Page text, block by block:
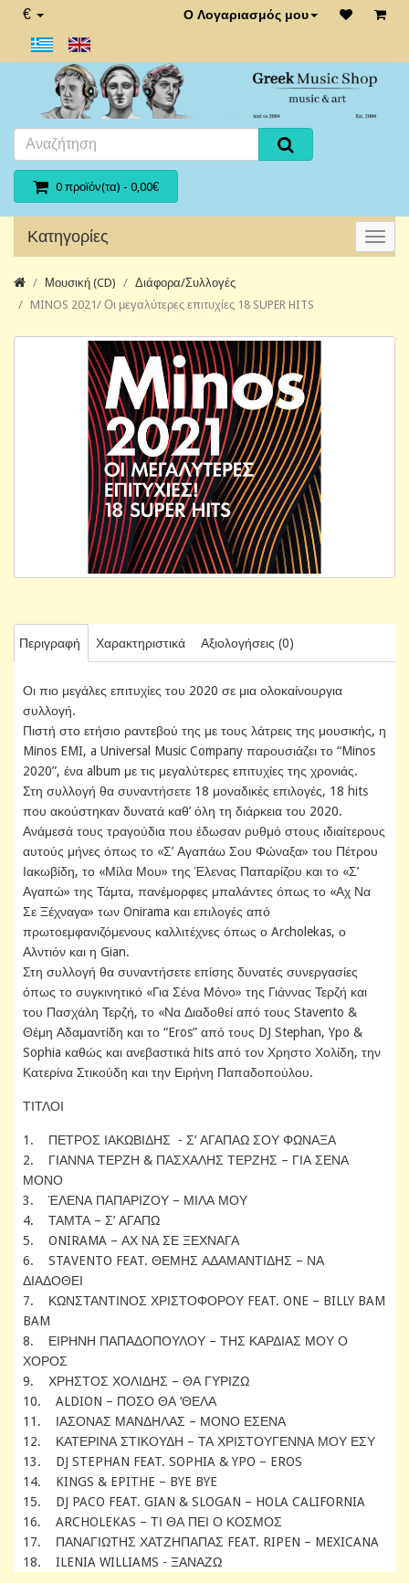
€ Ο Λογαριασμός μου
0 προϊόν(τα) - 0,00€
Κατηγορίες
Μουσική (CD)
Διάφορα/Συλλογές
MINOS 2021/ Οι μεγαλύτερες επιτυχίες 18 SUPER HITS
Περιγραφή Χαρακτηριστικά Αξιολογήσεις (0)
Οι πιο μεγάλες επιτυχίες του 2020 σε μια ολοκαίνουργια
συλλογή.
Πιστή στο ετήσιο ραντεβού της με τους λάτρεις της μουσικής, η
Minos EMI, a Universal Music Company παρουσιάζει το “Minos
2020”, ένα album με τις μεγαλύτερες επιτυχίες της χρονιάς.
Στη συλλογή θα συναντήσετε 18 μοναδικές επιλογές, 18 hits
που ακούστηκαν δυνατά καθ’ όλη τη διάρκεια του 2020.
Ανάμεσά τους τραγούδια που έδωσαν ρυθμό στους ιδιαίτερους
αυτούς μήνες όπως το «Σ’ Αγαπάω Σου Φώναξα» του Πέτρου
Ιακωβίδη, το «Μίλα Μου» της Έλενας Παπαρίζου και το «Σ’
Αγαπώ» της Τάμτα, πανέμορφες μπαλάντες όπως το «Αχ Να
Σε Ξέχναγα» των Onirama και επιλογές από
πρωτοεμφανιζόμενους καλλιτέχνες όπως ο Archolekas, ο
Αλντιόν και η Gian.
Στη συλλογή θα συναντήσετε επίσης δυνατές συνεργασίες
όπως το συγκινητικό «Για Σένα Μόνο» της Γιάννας Τερζή και
του Πασχάλη Τερζή, το «Να Διαδοθεί από τους Stavento &
Θέμη Αδαμαντίδη και το “Eros” από τους DJ Stephan, Ypo &
Sophia καθώς και ανεβαστικά hits από τον Χρηστο Χολίδη, την
Κατερίνα Στικούδη και την Ειρήνη Παπαδοπούλου.
ΤΙΤΛΟΙ
1. ΠΕΤΡΟΣ ΙΑΚΩΒΙΔΗΣ - Σ’ ΑΓΑΠΑΩ ΣΟΥ ΦΩΝΑΞΑ
2. ΓΙΑΝΝΑ ΤΕΡΖΗ & ΠΑΣΧΑΛΗΣ ΤΕΡΖΗΣ – ΓΙΑ ΣΕΝΑ
ΜΟΝΟ
3. ΈΛΕΝΑ ΠΑΠΑΡΙΖΟΥ – ΜΙΛΑ ΜΟΥ
4. ΤΑΜΤΑ – Σ’ ΑΓΑΠΩ
5. ONIRAMA – ΑΧ ΝΑ ΣΕ ΞΕΧΝΑΓΑ
6. STAVENTO FEAT. ΘΕΜΗΣ ΑΔΑΜΑΝΤΙΔΗΣ – ΝΑ
ΔΙΑΔΟΘΕΙ
7. ΚΩΝΣΤΑΝΤΙΝΟΣ ΧΡΙΣΤΟΦΟΡΟΥ FEAT. ONE – BILLY BAM
BAM
8. ΕΙΡΗΝΗ ΠΑΠΑΔΟΠΟΥΛΟΥ – ΤΗΣ ΚΑΡΔΙΑΣ ΜΟΥ Ο
ΧΟΡΟΣ
9. ΧΡΗΣΤΟΣ ΧΟΛΙΔΗΣ – ΘΑ ΓΥΡΙΖΩ
10. ALDION – ΠΟΣΟ ΘΑ ‘ΘΕΛΑ
11. ΙΑΣΟΝΑΣ ΜΑΝΔΗΛΑΣ – ΜΟΝΟ ΕΣΕΝΑ
12. ΚΑΤΕΡΙΝΑ ΣΤΙΚΟΥΔΗ – ΤΑ ΧΡΙΣΤΟΥΓΕΝΝΑ ΜΟΥ ΕΣΥ
13. DJ STEPHAN FEAT. SOPHIA & YPO – EROS
14. KINGS & EPITHE – BYE BYE
15. DJ PACO FEAT. GIAN & SLOGAN – HOLA CALIFORNIA
16. ARCHOLEKAS – ΤΙ ΘΑ ΠΕΙ Ο ΚΟΣΜΟΣ
17. ΠΑΝΑΓΙΩΤΗΣ ΧΑΤΖΗΠΑΠΑΣ FEAT. RIPEN – MEXICANA
18. ILENIA WILLIAMS - ΞΑΝΑΖΩ